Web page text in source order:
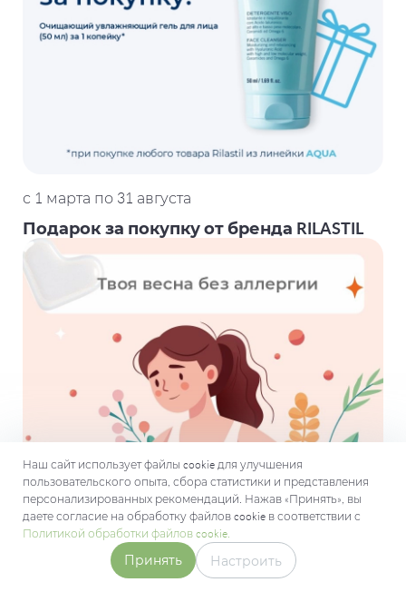
с 1 марта по 31 августа
Подарок за покупку от бренда RILASTIL
Наш сайт использует файлы cookie для улучшения
пользовательского опыта, сбора статистики и представления
персонализированных рекомендаций. Нажав «Принять», вы
даете согласие на обработку файлов cookie в соответствии с
Политикой обработки файлов cookie.
Принять Настроить